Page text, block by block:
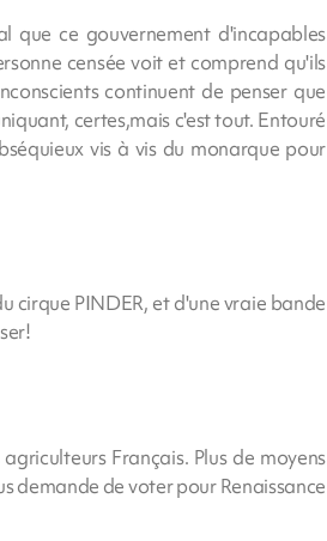
que ce gouvernement d'incapables
censée voit et comprend qu'ils
continuent de penser que
certes,mais c'est tout. Entouré
vis à vis du monarque pour
cirque PINDER, et d'une vraie bande
Français. Plus de moyens
demande de voter pour Renaissance